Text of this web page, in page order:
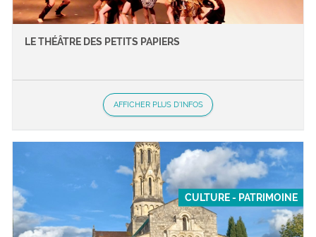
LE THÉÂTRE DES PETITS PAPIERS
AFFICHER PLUS D'INFOS
CULTURE - PATRIMOINE